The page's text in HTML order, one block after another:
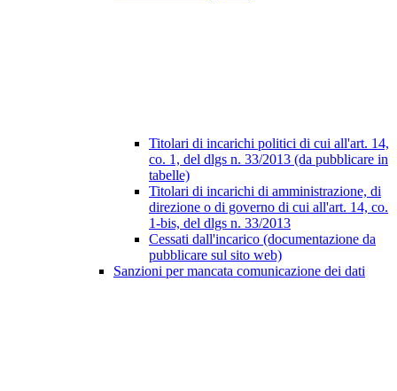
Titolari di incarichi politici di cui all'art. 14,
co. 1, del dlgs n. 33/2013 (da pubblicare in
tabelle)
Titolari di incarichi di amministrazione, di
direzione o di governo di cui all'art. 14, co.
1-bis, del dlgs n. 33/2013
Cessati dall'incarico (documentazione da
pubblicare sul sito web)
Sanzioni per mancata comunicazione dei dati